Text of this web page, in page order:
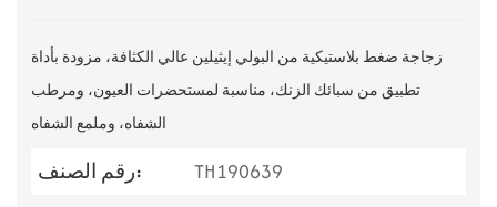
زجاجة ضغط بلاستيكية من البولي إيثيلين عالي الكثافة، مزودة بأداة
تطبيق من سبائك الزنك، مناسبة لمستحضرات العيون، ومرطب
الشفاه، وملمع الشفاه
رقم الصنف:
TH190639